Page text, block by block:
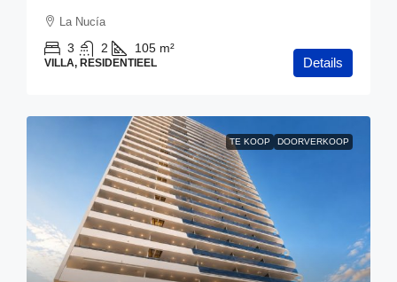
La Nucía
3 2 105 m²
VILLA, RESIDENTIEEL Details
TE KOOP DOORVERKOOP